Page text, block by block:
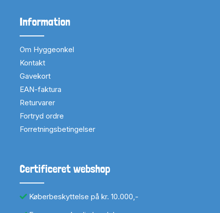
Information
Om Hyggeonkel
Kontakt
Gavekort
EAN-faktura
Returvarer
Fortryd ordre
Forretningsbetingelser
Certificeret webshop
Køberbeskyttelse på kr. 10.000,-